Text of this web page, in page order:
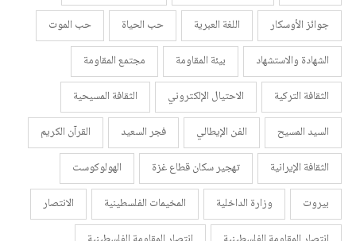
جوائز الأوسكار
اللغة العبرية حب الحياة
حب الموت
الشهادة والاستشهاد
بيئة المقاومة
مجتمع المقاومة
الثقافة التركية
الاحتيال الإلكتروني
الثقافة المسيحية
السيد المسيح
الفن الإيطالي فجر السعيد
القرآن الكريم
الثقافة الإيرانية
تهجير سكان قطاع غزة
الهولوكوست
بيروت
وزارة الداخلية المخيمات الفلسطينية
الانتصار